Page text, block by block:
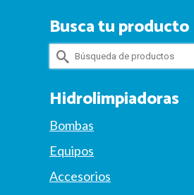
Busca tu producto
Buscar
por:
Hidrolimpiadoras
Bombas
Equipos
Accesorios